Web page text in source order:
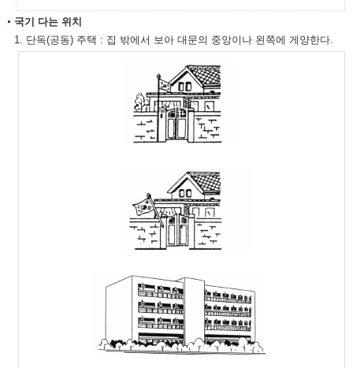
국기 다는 위치
1. 단독(공동) 주택 : 집 밖에서 보아 대문의 중앙이나 왼쪽에 게양한다.